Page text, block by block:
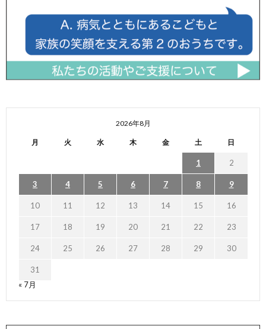
2026年8月
月 火 水 木 金 土 日
1 2
3 4 5 6 7 8 9
10 11 12 13 14 15 16
17 18 19 20 21 22 23
24 25 26 27 28 29 30
31
« 7月